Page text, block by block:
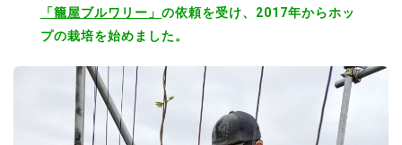
「籠屋ブルワリー」 の依頼を受け、2017年からホッ
プの栽培を始めました。